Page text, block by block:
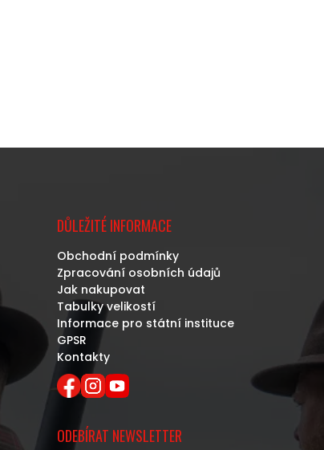
DŮLEŽITÉ INFORMACE
Obchodní podmínky
Zpracování osobních údajů
Jak nakupovat
Tabulky velikostí
Informace pro státní instituce
GPSR
Kontakty
ODEBÍRAT NEWSLETTER